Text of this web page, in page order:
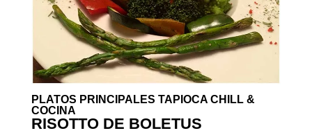
PLATOS PRINCIPALES TAPIOCA CHILL &
COCINA
RISOTTO DE BOLETUS